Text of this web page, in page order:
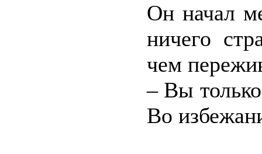
Он начал
ничего
чем
– Вы
Во